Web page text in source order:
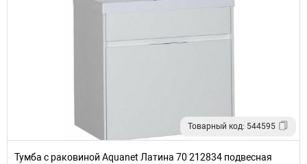
Товарный код: 544595
Тумба с раковиной Aquanet Латина 70 212834 подвесная